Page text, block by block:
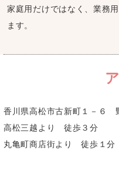
家庭用だけではなく、業務
ます。
香川県高松市古新町１－６
高松三越より 徒歩３分
丸亀町商店街より 徒歩１分